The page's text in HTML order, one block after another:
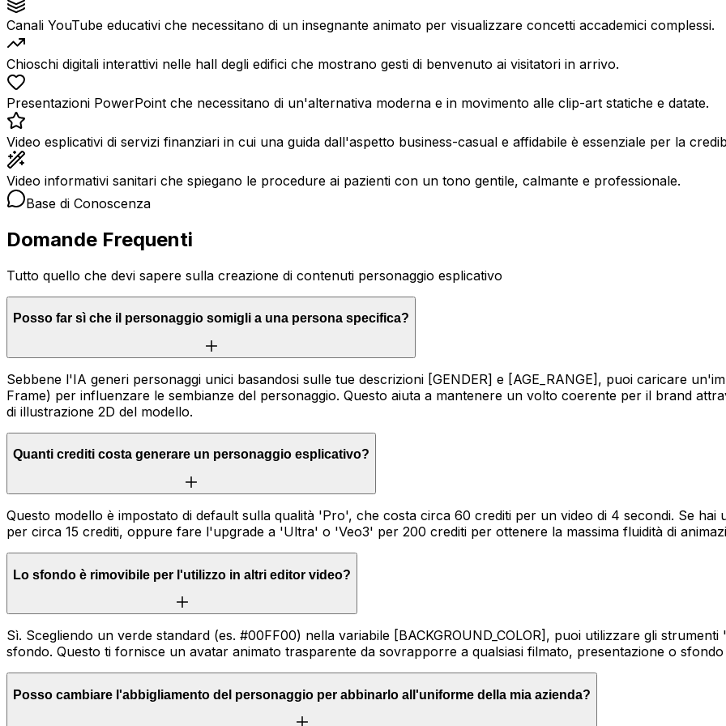
Canali YouTube educativi che necessitano di un insegnante animato per visualizzare concetti accademici complessi.
Chioschi digitali interattivi nelle hall degli edifici che mostrano gesti di benvenuto ai visitatori in arrivo.
Presentazioni PowerPoint che necessitano di un'alternativa moderna e in movimento alle clip-art statiche e datate.
Video esplicativi di servizi finanziari in cui una guida dall'aspetto business-casual e affidabile è essenziale per la
Video informativi sanitari che spiegano le procedure ai pazienti con un tono gentile, calmante e professionale.
Base di Conoscenza
Domande Frequenti
Tutto quello che devi sapere sulla creazione di contenuti personaggio esplicativo
Posso far sì che il personaggio somigli a una persona specifica?
Sebbene l'IA generi personaggi unici basandosi sulle tue descrizioni [GENDER] e [AGE_RANGE], puoi caricare
Frame) per influenzare le sembianze del personaggio. Questo aiuta a mantenere un volto coerente per il brand
di illustrazione 2D del modello.
Quanti crediti costa generare un personaggio esplicativo?
Questo modello è impostato di default sulla qualità 'Pro', che costa circa 60 crediti per un video di 4 secondi. Se
per circa 15 crediti, oppure fare l'upgrade a 'Ultra' o 'Veo3' per 200 crediti per ottenere la massima fluidità di
Lo sfondo è rimovibile per l'utilizzo in altri editor video?
Sì. Scegliendo un verde standard (es. #00FF00) nella variabile [BACKGROUND_COLOR], puoi utilizzare gli
sfondo. Questo ti fornisce un avatar animato trasparente da sovrapporre a qualsiasi filmato, presentazione o sfondo
Posso cambiare l'abbigliamento del personaggio per abbinarlo all'uniforme della mia azienda?